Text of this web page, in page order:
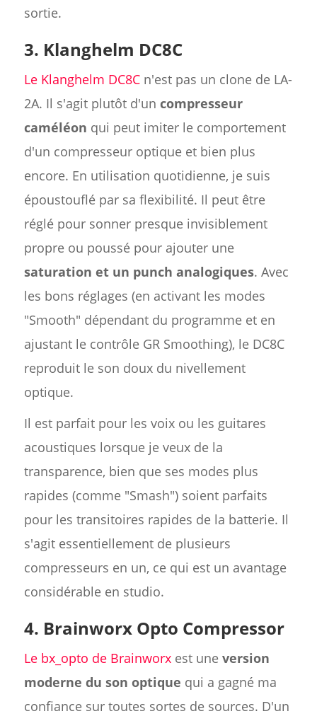
sortie.
3. Klanghelm DC8C
Le Klanghelm DC8Cn'est pas un clone de LA-
2A. Il s'agit plutôt d'un compresseur
caméléon qui peut imiter le comportement
d'un compresseur optique et bien plus
encore. En utilisation quotidienne, je suis
époustouflé par sa flexibilité. Il peut être
réglé pour sonner presque invisiblement
propre ou poussé pour ajouter une
saturation et un punch analogiques. Avec
les bons réglages (en activant les modes
"Smooth" dépendant du programme et en
ajustant le contrôle GR Smoothing), le DC8C
reproduit le son doux du nivellement
optique.
Il est parfait pour les voix ou les guitares
acoustiques lorsque je veux de la
transparence, bien que ses modes plus
rapides (comme "Smash") soient parfaits
pour les transitoires rapides de la batterie. Il
s'agit essentiellement de plusieurs
compresseurs en un, ce qui est un avantage
considérable en studio.
4. Brainworx Opto Compressor
Le bx_opto de Brainworxest une version
moderne du son optique qui a gagné ma
confiance sur toutes sortes de sources. D'un